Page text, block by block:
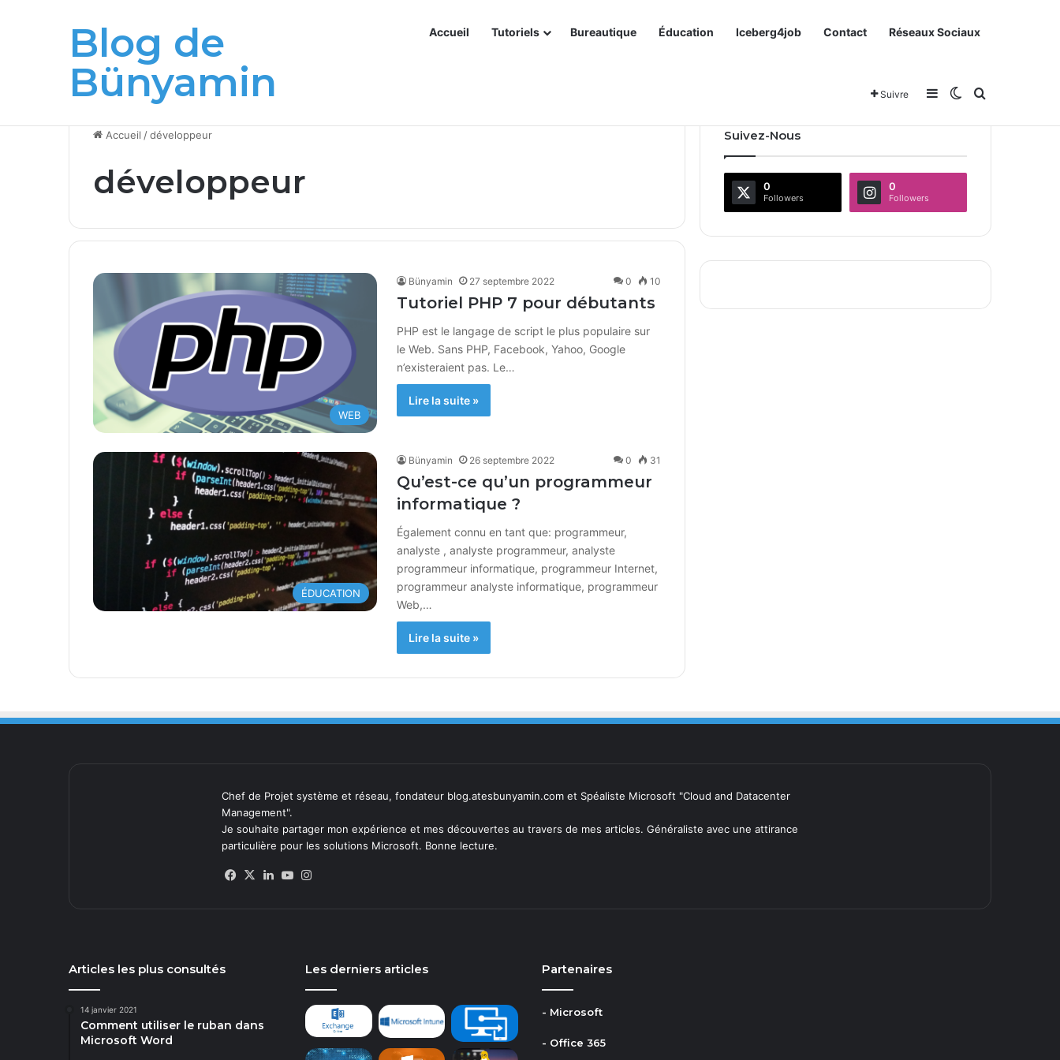
Blog de
Bünyamin
Accueil Tutoriels Bureautique Éducation Iceberg4job Contact Réseaux Sociaux
Suivre Sidebar (barre
Switch skin
Rechercher
Breaking News
Accueil /développeur
développeur
WEB
Bünyamin 27 septembre 2022 0 10
Tutoriel PHP 7 pour débutants
PHP est le langage de script le plus populaire sur
le Web. Sans PHP, Facebook, Yahoo, Google
n’existeraient pas. Le…
Lire la suite »
ÉDUCATION
Bünyamin 26 septembre 2022 0 31
Qu’est-ce qu’un programmeur
informatique ?
Également connu en tant que: programmeur,
analyste , analyste programmeur, analyste
programmeur informatique, programmeur Internet,
programmeur analyste informatique, programmeur
Web,…
Lire la suite »
Suivez-Nous
0
Followers
0
Followers
Chef de Projet système et réseau, fondateur blog.atesbunyamin.com et Spéaliste Microsoft "Cloud and Datacenter
Management".
Je souhaite partager mon expérience et mes découvertes au travers de mes articles. Généraliste avec une attirance
particulière pour les solutions Microsoft. Bonne lecture.
Facebook
X LinkedinYouTube
Articles les plus consultés
14 janvier 2021
Comment utiliser le ruban dans
Microsoft Word
Les derniers articles Partenaires
- Microsoft
- Office 365